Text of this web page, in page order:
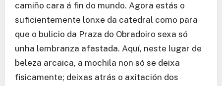
camiño cara á fin do mundo. Agora estás o
suficientemente lonxe da catedral como para
que o bulicio da Praza do Obradoiro sexa só
unha lembranza afastada. Aquí, neste lugar de
beleza arcaica, a mochila non só se deixa
fisicamente; deixas atrás o axitación dos